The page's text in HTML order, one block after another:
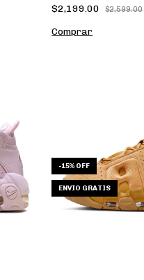
$2,199.00
$2,599.00
Comprar
-15% OFF
ENVÍO GRATIS